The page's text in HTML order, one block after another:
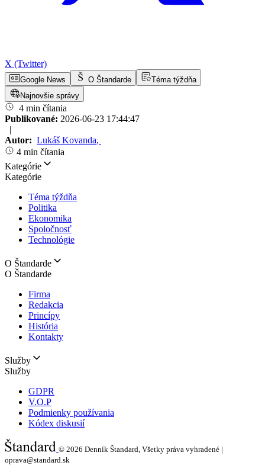
X (Twitter)
Google News O Štandarde
Téma týždňa
Najnovšie správy
4 min čítania
Publikované: 2026-06-23 17:44:47
|
Autor: Lukáš Kovanda,
4 min čítania
Kategórie
Kategórie
Téma týždňa
Politika
Ekonomika
Spoločnosť
Technológie
O Štandarde
O Štandarde
Firma
Redakcia
Princípy
História
Kontakty
Služby
Služby
GDPR
V.O.P
Podmienky používania
Kódex diskusií
© 2026 Denník Štandard, Všetky práva vyhradené |
oprava@standard.sk